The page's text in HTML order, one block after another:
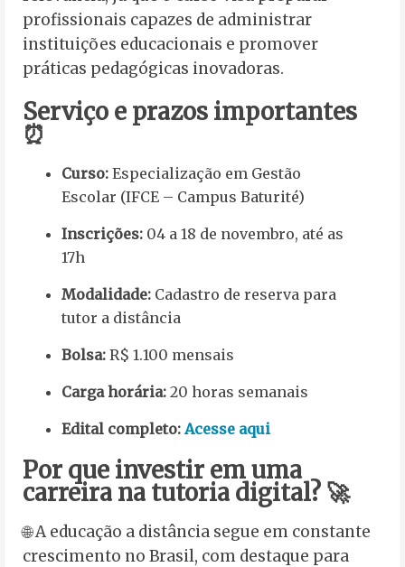
profissionais capazes de administrar
instituições educacionais e promover
práticas pedagógicas inovadoras.
Serviço e prazos importantes
⏰
Curso:Especialização em Gestão
Escolar (IFCE – Campus Baturité)
Inscrições:04 a 18 de novembro, até as
17h
Modalidade:Cadastro de reserva para
tutor a distância
Bolsa:R$ 1.100 mensais
Carga horária:20 horas semanais
Edital completo: Acesse aqui
Por que investir em uma
carreira na tutoria digital? 🚀
🌐 A educação a distância segue em constante
crescimento no Brasil, com destaque para